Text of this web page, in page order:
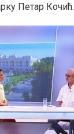
Петар Кочић.